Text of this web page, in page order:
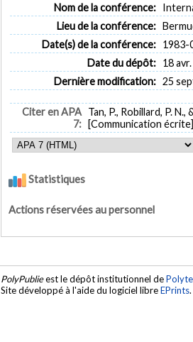
Nom de la conférence:
Lieu de la conférence:
Date(s) de la conférence: 1983-
Date du dépôt: 18
Dernière modification: 25
Citer en APA
7:
Tan, P., Robillard, P.
[Communication
Statistiques
Actions réservées au personnel
PolyPublieest le dépôt institutionnel de
Site développé à l'aide du logiciel libreEPrints.